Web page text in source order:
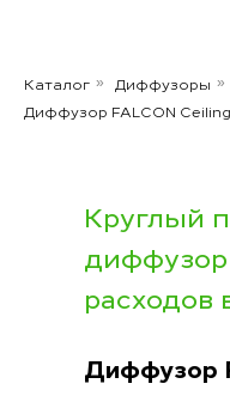
Каталог » Диффузоры »
Диффузор FALCON Ceiling
Круглый
расходов
Диффузор